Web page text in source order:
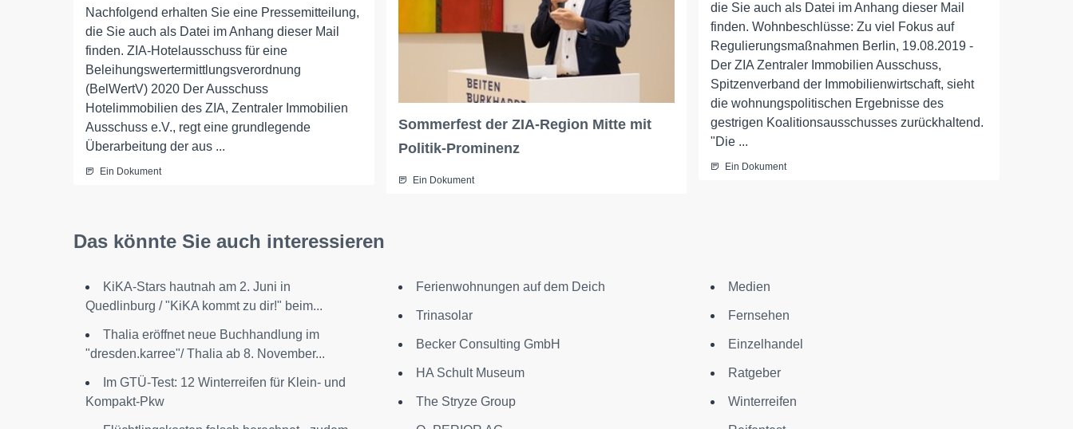
Nachfolgend erhalten Sie eine Pressemitteilung,
die Sie auch als Datei im Anhang dieser Mail
finden. ZIA-Hotelausschuss für eine
Beleihungswertermittlungsverordnung
(BelWertV) 2020 Der Ausschuss
Hotelimmobilien des ZIA, Zentraler Immobilien
Ausschuss e.V., regt eine grundlegende
Überarbeitung der aus ...
Ein Dokument
Sommerfest der ZIA-Region Mitte mit
Politik-Prominenz
Ein Dokument
die Sie auch als Datei im Anhang dieser Mail
finden. Wohnbeschlüsse: Zu viel Fokus auf
Regulierungsmaßnahmen Berlin, 19.08.2019 -
Der ZIA Zentraler Immobilien Ausschuss,
Spitzenverband der Immobilienwirtschaft, sieht
die wohnungspolitischen Ergebnisse des
gestrigen Koalitionsausschusses zurückhaltend.
"Die ...
Ein Dokument
Das könnte Sie auch interessieren
KiKA-Stars hautnah am 2. Juni in
Quedlinburg / "KiKA kommt zu dir!" beim...
Thalia eröffnet neue Buchhandlung im
"dresden.karree"/ Thalia ab 8. November...
Im GTÜ-Test: 12 Winterreifen für Klein- und
Kompakt-Pkw
Ferienwohnungen auf dem Deich
Trinasolar
Becker Consulting GmbH
HA Schult Museum
The Stryze Group
Medien
Fernsehen
Einzelhandel
Ratgeber
Winterreifen